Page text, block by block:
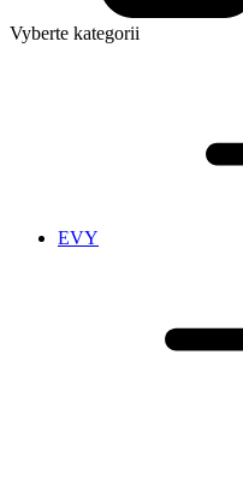
Vyberte kategorii
EVY